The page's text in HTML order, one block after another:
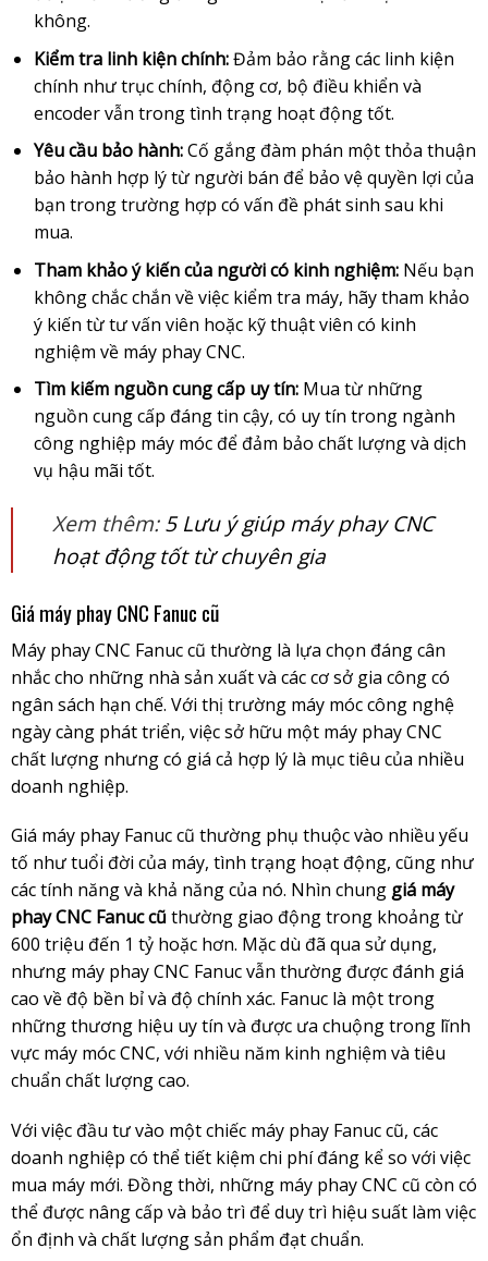
không.
Kiểm tra linh kiện chính:Đảm bảo rằng các linh kiện
chính như trục chính, động cơ, bộ điều khiển và
encoder vẫn trong tình trạng hoạt động tốt.
Yêu cầu bảo hành:Cố gắng đàm phán một thỏa thuận
bảo hành hợp lý từ người bán để bảo vệ quyền lợi của
bạn trong trường hợp có vấn đề phát sinh sau khi
mua.
Tham khảo ý kiến của người có kinh nghiệm:Nếu bạn
không chắc chắn về việc kiểm tra máy, hãy tham khảo
ý kiến từ tư vấn viên hoặc kỹ thuật viên có kinh
nghiệm về máy phay CNC.
Tìm kiếm nguồn cung cấp uy tín:Mua từ những
nguồn cung cấp đáng tin cậy, có uy tín trong ngành
công nghiệp máy móc để đảm bảo chất lượng và dịch
vụ hậu mãi tốt.
Xem thêm:5 Lưu ý giúp máy phay CNC
hoạt động tốt từ chuyên gia
Giá máy phay CNC Fanuc cũ
Máy phay CNC Fanuc cũ thường là lựa chọn đáng cân
nhắc cho những nhà sản xuất và các cơ sở gia công có
ngân sách hạn chế. Với thị trường máy móc công nghệ
ngày càng phát triển, việc sở hữu một máy phay CNC
chất lượng nhưng có giá cả hợp lý là mục tiêu của nhiều
doanh nghiệp.
Giá máy phay Fanuc cũ thường phụ thuộc vào nhiều yếu
tố như tuổi đời của máy, tình trạng hoạt động, cũng như
các tính năng và khả năng của nó. Nhìn chung giá máy
phay CNC Fanuc cũthường giao động trong khoảng từ
600 triệu đến 1 tỷ hoặc hơn. Mặc dù đã qua sử dụng,
nhưng máy phay CNC Fanuc vẫn thường được đánh giá
cao về độ bền bỉ và độ chính xác. Fanuc là một trong
những thương hiệu uy tín và được ưa chuộng trong lĩnh
vực máy móc CNC, với nhiều năm kinh nghiệm và tiêu
chuẩn chất lượng cao.
Với việc đầu tư vào một chiếc máy phay Fanuc cũ, các
doanh nghiệp có thể tiết kiệm chi phí đáng kể so với việc
mua máy mới. Đồng thời, những máy phay CNC cũ còn có
thể được nâng cấp và bảo trì để duy trì hiệu suất làm việc
ổn định và chất lượng sản phẩm đạt chuẩn.